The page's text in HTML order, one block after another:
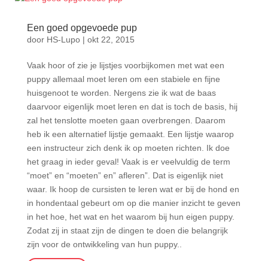
Een goed opgevoede pup
door HS-Lupo| okt 22, 2015
Vaak hoor of zie je lijstjes voorbijkomen met wat een
puppy allemaal moet leren om een stabiele en fijne
huisgenoot te worden. Nergens zie ik wat de baas
daarvoor eigenlijk moet leren en dat is toch de basis, hij
zal het tenslotte moeten gaan overbrengen. Daarom
heb ik een alternatief lijstje gemaakt. Een lijstje waarop
een instructeur zich denk ik op moeten richten. Ik doe
het graag in ieder geval! Vaak is er veelvuldig de term
“moet” en “moeten” en” afleren”. Dat is eigenlijk niet
waar. Ik hoop de cursisten te leren wat er bij de hond en
in hondentaal gebeurt om op die manier inzicht te geven
in het hoe, het wat en het waarom bij hun eigen puppy.
Zodat zij in staat zijn de dingen te doen die belangrijk
zijn voor de ontwikkeling van hun puppy..